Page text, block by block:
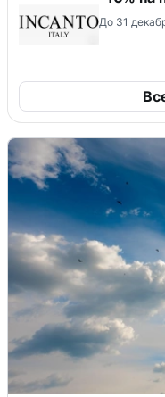
До 31